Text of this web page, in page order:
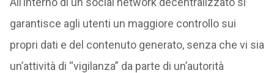
garantisce agli utenti un maggiore controllo sui
propri dati e del contenuto generato, senza che vi sia
un’attività di “vigilanza” da parte di un’autorità